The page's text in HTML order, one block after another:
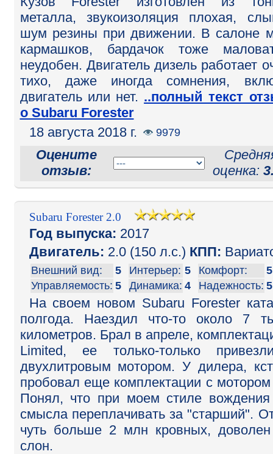
металла, звукоизоляция плохая,
шум резины при движении. В салоне
кармашков, бардачок тоже
неудобен. Двигатель дизель работает
тихо, даже иногда сомнения,
двигатель или нет. ..полный текст
о Subaru Forester
18 августа 2018 г.
9979
Оцените
отзыв:
оценка:
Subaru Forester 2.0
Год выпуска: 2017
Двигатель: 2.0 (150 л.с.) КПП:
Внешний вид: 5 Интерьер: 5 Комфорт:
5
Управляемость: 5 Динамика: 4 Надежность: 5
На своем новом Subaru Forester
полгода. Наездил что-то около 7
километров. Брал в апреле,
Limited, ее только-только
двухлитровым мотором. У дилера,
пробовал еще комплектации с
Понял, что при моем стиле вождения
смысла переплачивать за "старший".
чуть больше 2 млн кровных, доволен
слон.